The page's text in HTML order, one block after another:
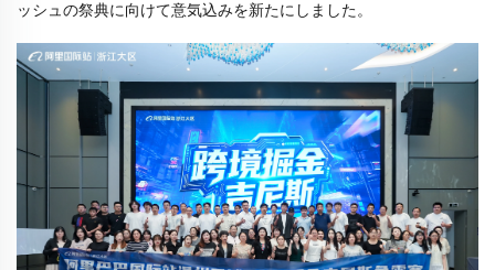
ッシュの祭典に向けて意気込みを新たにしました。